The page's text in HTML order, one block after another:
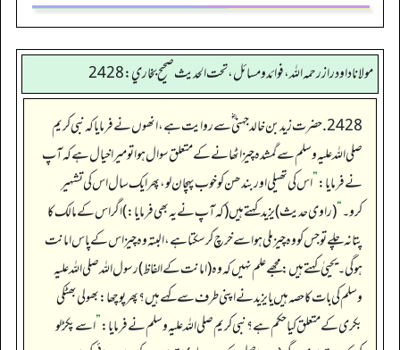
مولانا داود راز رحمه الله، فوائد و مسائل، تحت الحديث صحيح بخاري: 2428
2428. حضرت زید بن خالد جہنی ؓ سے روایت ہے، انھوں نے فرمایا کہ نبی کریم
صلی اللہ علیہ وسلم سے گمشدہ چیز اٹھانے کے متعلق سوال ہواتو میرا خیال ہے کہ آپ
نے فرمایا:”اس کی تھیلی اور بندھن کو خوب پہچان لو، پھر ایک سال اس کی تشہیر
کرو۔“(راوی حدیث) یزید کہتے ہیں(کہ آپ نے یہ بھی فرمایا:)اگر اس کے مالک کا
پتا نہ چلے تو جس کو وہ چیز ملی ہوا سے خرچ کرسکتا ہے، البتہ وہ چیز اس کے پاس امانت
ہوگی۔ یحییٰ کہتے ہیں: مجھے علم نہیں کہ وہ(امانت کے الفاظ) رسول اللہ صلی اللہ علیہ
وسلم کی بات کاحصہ ہیں یا یزید نے اپنی طرف سے کہے ہیں؟ پھر پوچھا: بھولی بھٹکی
بکری کے متعلق کیا حکم ہے؟نبی کریم صلی اللہ علیہ وسلم نے فرمایا:”اسے پکڑ لو